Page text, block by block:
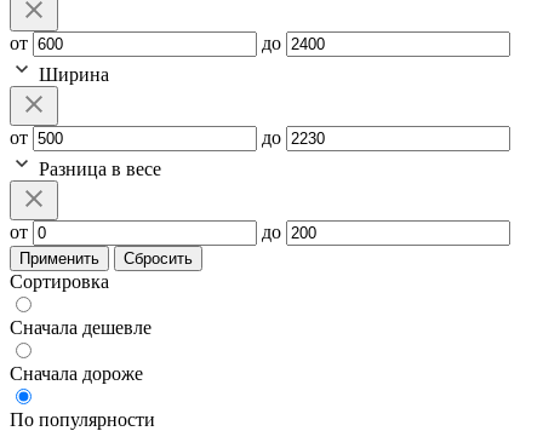
от
до
Ширина
от
до
Разница в весе
от до
Применить Сбросить
Сортировка
Сначала дешевле
Сначала дороже
По популярности